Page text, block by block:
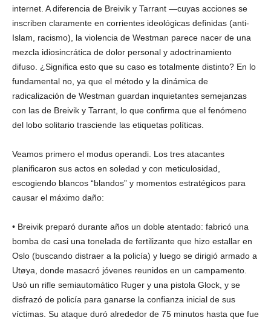
Bluesky
Threads
internet. A diferencia de Breivik y Tarrant —cuyas acciones se
inscriben claramente en corrientes ideológicas definidas (anti-
Islam, racismo), la violencia de Westman parece nacer de una
mezcla idiosincrática de dolor personal y adoctrinamiento
difuso. ¿Significa esto que su caso es totalmente distinto? En lo
fundamental no, ya que el método y la dinámica de
radicalización de Westman guardan inquietantes semejanzas
con las de Breivik y Tarrant, lo que confirma que el fenómeno
del lobo solitario trasciende las etiquetas políticas.
Veamos primero el modus operandi. Los tres atacantes
planificaron sus actos en soledad y con meticulosidad,
escogiendo blancos “blandos” y momentos estratégicos para
causar el máximo daño:
• Breivik preparó durante años un doble atentado: fabricó una
bomba de casi una tonelada de fertilizante que hizo estallar en
Oslo (buscando distraer a la policía) y luego se dirigió armado a
Utøya, donde masacró jóvenes reunidos en un campamento.
Usó un rifle semiautomático Ruger y una pistola Glock, y se
disfrazó de policía para ganarse la confianza inicial de sus
víctimas. Su ataque duró alrededor de 75 minutos hasta que fue